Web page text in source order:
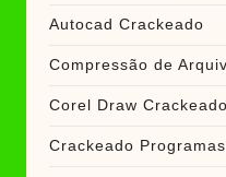
Autocad Crackeado
Compressão de
Corel Draw Crackeado
Crackeado Programas